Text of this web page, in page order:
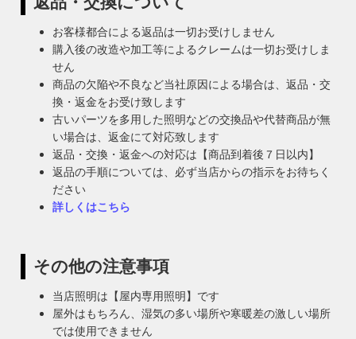
お客様都合による返品は一切お受けしません
購入後の改造や加工等によるクレームは一切お受けしま
せん
商品の欠陥や不良など当社原因による場合は、返品・交
換・返金をお受け致します
古いパーツを多用した照明などの交換品や代替商品が無
い場合は、返金にて対応致します
返品・交換・返金への対応は【商品到着後７日以内】
返品の手順については、必ず当店からの指示をお待ちく
ださい
詳しくはこちら
その他の注意事項
当店照明は【屋内専用照明】です
屋外はもちろん、湿気の多い場所や寒暖差の激しい場所
では使用できません